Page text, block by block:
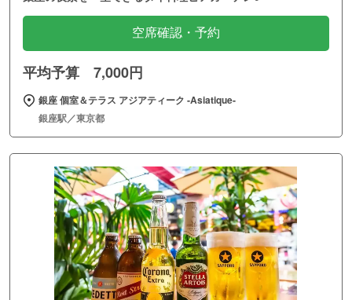
空席確認・予約
平均予算 7,000円
銀座 個室＆テラス アジアティーク ‐Asiatique‐
銀座駅／東京都